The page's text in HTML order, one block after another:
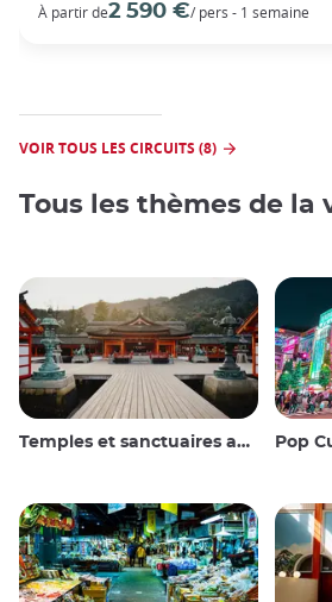
À partir de2 590 €/ pers - 1 semaine
VOIR TOUS LES CIRCUITS (8)
Tous les thèmes de la
Temples et sanctuaires au Japon Pop